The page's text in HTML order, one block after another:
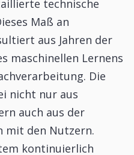
technische
Maß an
aus Jahren der
maschinellen Lernens
Die
nicht nur aus
auch aus der
mit den Nutzern.
kontinuierlich